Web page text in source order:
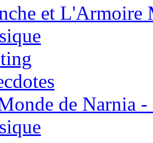
et L'Armoire
de Narnia